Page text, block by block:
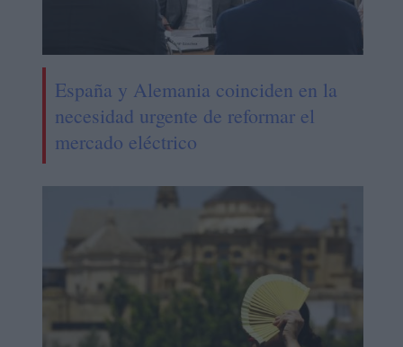
España y Alemania coinciden en la
necesidad urgente de reformar el
mercado eléctrico